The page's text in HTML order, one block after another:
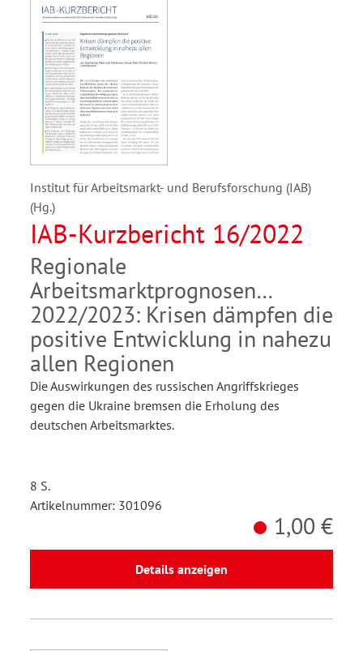
Institut für Arbeitsmarkt- und Berufsforschung (IAB)
(Hg.)
IAB-Kurzbericht 16/2022
Regionale
Arbeitsmarktprognosen
2022/2023: Krisen dämpfen die
positive Entwicklung in nahezu
allen Regionen
Die Auswirkungen des russischen Angriffskrieges
gegen die Ukraine bremsen die Erholung des
deutschen Arbeitsmarktes.
8 S.
Artikelnummer: 301096
1,00 €
Details anzeigen